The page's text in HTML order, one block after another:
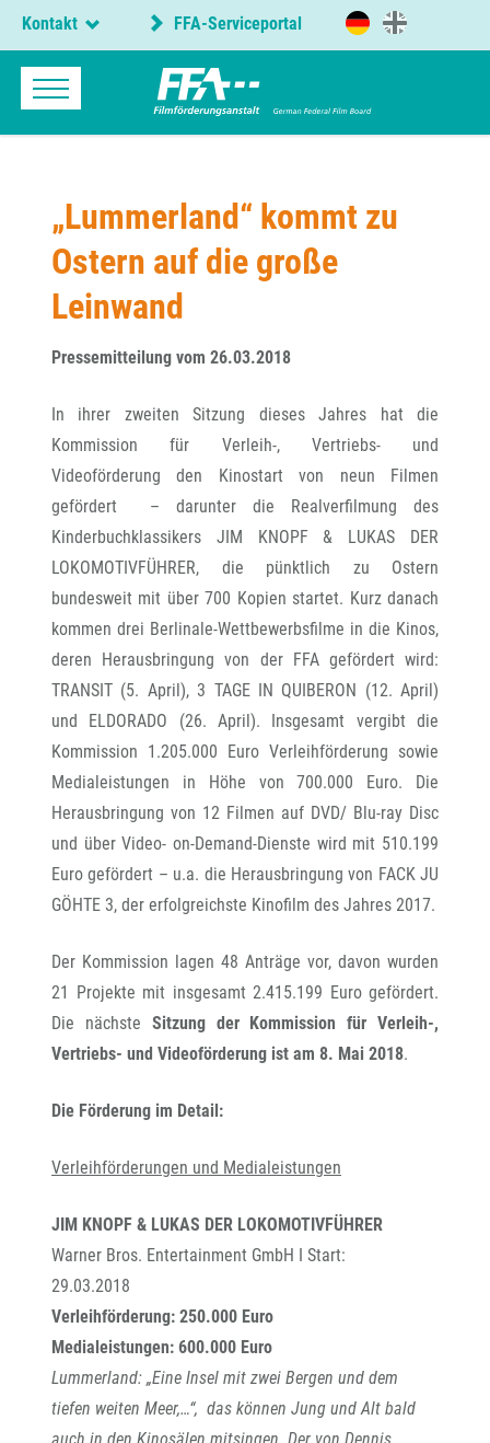
Kontakt FFA-Serviceportal
„Lummerland“ kommt zu
Ostern auf die große
Leinwand
Pressemitteilung vom 26.03.2018
In ihrer zweiten Sitzung dieses Jahres hat die
Kommission für Verleih-, Vertriebs- und
Videoförderung den Kinostart von neun Filmen
gefördert – darunter die Realverfilmung des
Kinderbuchklassikers JIM KNOPF & LUKAS DER
LOKOMOTIVFÜHRER, die pünktlich zu Ostern
bundesweit mit über 700 Kopien startet. Kurz danach
kommen drei Berlinale-Wettbewerbsfilme in die Kinos,
deren Herausbringung von der FFA gefördert wird:
TRANSIT (5. April), 3 TAGE IN QUIBERON (12. April)
und ELDORADO (26. April). Insgesamt vergibt die
Kommission 1.205.000 Euro Verleihförderung sowie
Medialeistungen in Höhe von 700.000 Euro. Die
Herausbringung von 12 Filmen auf DVD/ Blu-ray Disc
und über Video- on-Demand-Dienste wird mit 510.199
Euro gefördert – u.a. die Herausbringung von FACK JU
GÖHTE 3, der erfolgreichste Kinofilm des Jahres 2017.
Der Kommission lagen 48 Anträge vor, davon wurden
21 Projekte mit insgesamt 2.415.199 Euro gefördert.
Die nächste Sitzung der Kommission für Verleih-,
Vertriebs- und Videoförderung ist am 8. Mai 2018.
Die Förderung im Detail:
Verleihförderungen und Medialeistungen
JIM KNOPF & LUKAS DER LOKOMOTIVFÜHRER
Warner Bros. Entertainment GmbH I Start:
29.03.2018
Verleihförderung: 250.000 Euro
Medialeistungen: 600.000 Euro
Lummerland: „Eine Insel mit zwei Bergen und dem
tiefen weiten Meer,…“, das können Jung und Alt bald